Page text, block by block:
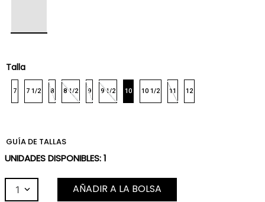
Talla
7 7 1/2 8 8 1/2 9 9 1/2 10 10 1/2 11 12
GUÍA DE TALLAS
UNIDADES DISPONIBLES:1
1 AÑADIR A LA BOLSA